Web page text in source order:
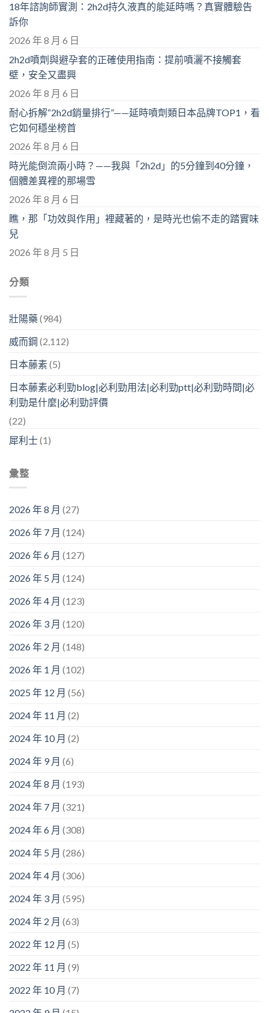
18年諮詢師實測：2h2d持久液真的能延時嗎？真實體驗告
訴你
2026 年 8 月 6 日
2h2d噴劑與避孕套的正確使用指南：提前噴灑不接觸套
壁，安全又盡興
2026 年 8 月 6 日
耐心拆解“2h2d銷量排行”——延時噴劑類日本品牌TOP1，看
它如何穩坐榜首
2026 年 8 月 6 日
時光能倒流兩小時？——我與「2h2d」的5分鐘到40分鐘，
個體差異裡的那場雪
2026 年 8 月 6 日
瞧，那「功效與作用」裡藏著的，是時光也偷不走的踏實味
兒
2026 年 8 月 5 日
分類
壯陽藥(984)
威而鋼 (2,112)
日本藤素(5)
日本藤素必利勁blog|必利勁用法|必利勁ptt|必利勁時間|必
利勁是什麼|必利勁評價
(22)
犀利士(1)
彙整
2026 年 8 月 (27)
2026 年 7 月 (124)
2026 年 6 月 (127)
2026 年 5 月 (124)
2026 年 4 月 (123)
2026 年 3 月 (120)
2026 年 2 月 (148)
2026 年 1 月 (102)
2025 年 12 月 (56)
2024 年 11 月 (2)
2024 年 10 月 (2)
2024 年 9 月 (6)
2024 年 8 月 (193)
2024 年 7 月 (321)
2024 年 6 月 (308)
2024 年 5 月 (286)
2024 年 4 月 (306)
2024 年 3 月 (595)
2024 年 2 月 (63)
2022 年 12 月 (5)
2022 年 11 月 (9)
2022 年 10 月 (7)